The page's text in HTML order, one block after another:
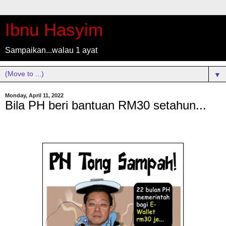
Ibnu Hasyim
Sampaikan...walau 1 ayat
▼
Monday, April 11, 2022
Bila PH beri bantuan RM30 setahun...